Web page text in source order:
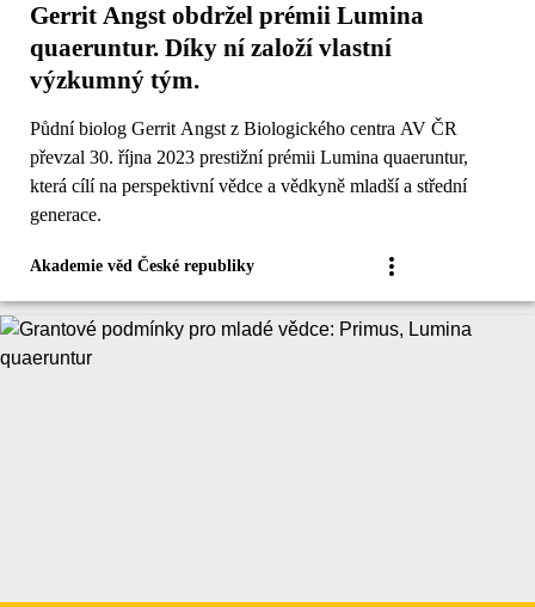
Gerrit Angst obdržel prémii Lumina
quaeruntur. Díky ní založí vlastní
výzkumný tým.
Půdní biolog Gerrit Angst z Biologického centra AV ČR
převzal 30. října 2023 prestižní prémii Lumina quaeruntur,
která cílí na perspektivní vědce a vědkyně mladší a střední
generace.
Akademie věd České republiky